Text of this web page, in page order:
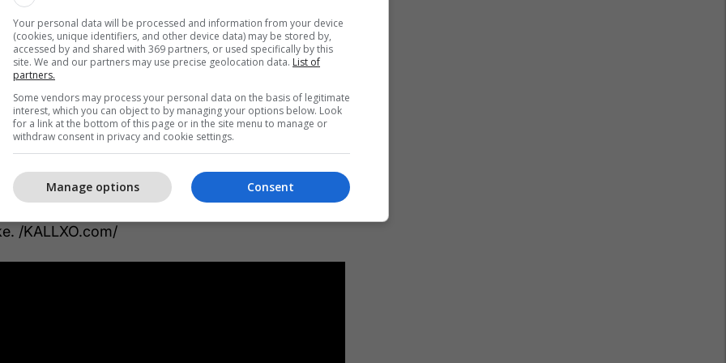
duke thënë së ai është kthyer në kohën kur PDK-
dhe njerëzit që ai i ka akuzuar për krime lufte
qenë kjo reale nëse Qeverinë e ka fituar PDK-ja
i akuzoj njëri është nënkryetar partie dhe personi
i PDK-së”, tha ai.
kryetari i trupit gjykues, duke i thënë se këtu po
e Triumf Rizës dhe duke i kërkuar të mos fliste
/KALLXO.com/
Your personal data will be processed and information from your device
(cookies, unique identifiers, and other device data) may be stored by,
accessed by and shared with 369 partners, or used specifically by this
site. We and our partners may use precise geolocation data. List of
partners.
Some vendors may process your personal data on the basis of legitimate
interest, which you can object to by managing your options below. Look
for a link at the bottom of this page or in the site menu to manage or
withdraw consent in privacy and cookie settings.
Consent
Manage options